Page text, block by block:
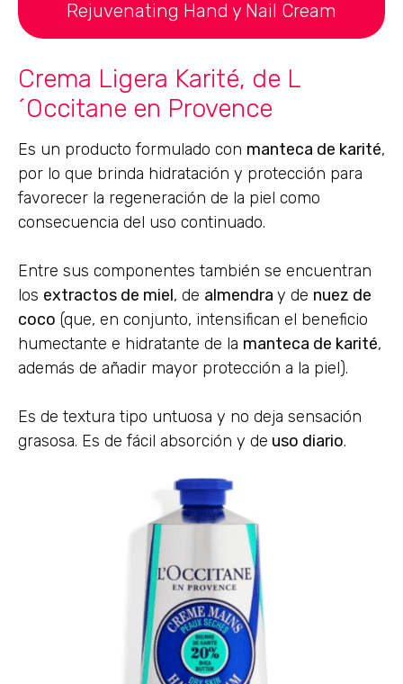
Rejuvenating Hand y Nail Cream
Crema Ligera Karité, de L
´Occitane en Provence
Es un producto formulado con manteca de karité,
por lo que brinda hidratación y protección para
favorecer la regeneración de la piel como
consecuencia del uso continuado.
Entre sus componentes también se encuentran
los extractos de miel, de almendra y de nuez de
coco (que, en conjunto, intensifican el beneficio
humectante e hidratante de la manteca de karité,
además de añadir mayor protección a la piel).
Es de textura tipo untuosa y no deja sensación
grasosa. Es de fácil absorción y de uso diario.